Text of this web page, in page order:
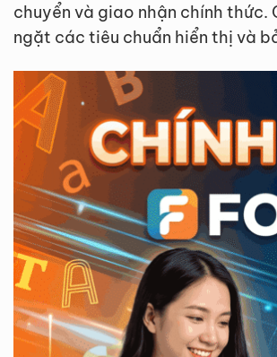
chuyển và giao nhận chính
ngặt các tiêu chuẩn hiển thị và